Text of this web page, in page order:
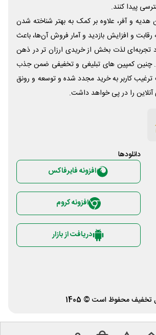
پیدا کنند.
هدیه و آفر، علاوه بر کمک به بهتر شناخته شدن
و افزایش بازدید و آمار فروش آن‌ها، باعث
تجربه‌ای لذت بخش از خریدی ارزان تر در ذهن
چنین کمپین های تبلیغی و تخفیفی ضمن جذب
کاربر به خرید مجدد شده و توسعه و رونق
را در پی خواهد داشت.
دانلود‌ها
افزونه فایرفاکس
افزونه کروم
دریافت از بازار
تخفیفمحفوظ است © 1405